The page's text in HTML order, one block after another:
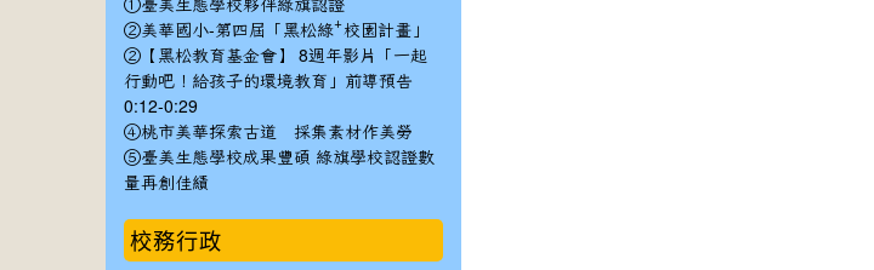
①臺美生態學校夥伴綠旗認證
②美華國小-第四屆「黑松綠⁺校園計畫」
②【黑松教育基金會】 8週年影片「一起
行動吧！給孩子的環境教育」前導預告
0:12-0:29
④桃市美華探索古道 採集素材作美勞
⑤臺美生態學校成果豐碩 綠旗學校認證數
量再創佳績
校務行政